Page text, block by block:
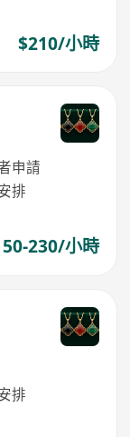
$210/小時
申請
排
230/小時
排